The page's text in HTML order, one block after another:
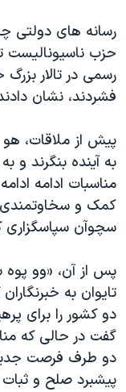
اقتصادی
علم و فناوری
اسرائیل در جنگ
آرشیو پخش زنده
حمله جمهوری
رمز مهسا
ورزش زنان در ایران
مجموعه مستندهای
تریبونال مردمی آبان ۹۸
دادگاه حمید نوری
چهل سال
قانون شفافیت
اعتراضات مردمی آبان
اسرائیل در جنگ
نرگس محمدی برنده
همایش
زبانهای مختلف
رسانه های
حزب ناسيوناليست
رسمی در تالار
فشردند، نشان
پيش از ملاقات،
به آينده بنگرند و
مناسبات ادامه
کمک و سخاوتمندی
سچوآن سپاسگزاری
پس از آن، «وو
تايوان به
دو کشور را برای
گفت در حالی که
دو طرف فرصت
پيشبرد صلح و